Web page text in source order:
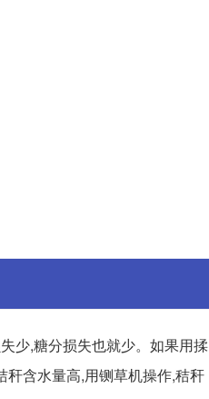
少,糖分损失也就少。如果用揉
秆含水量高,用铡草机操作,秸秆